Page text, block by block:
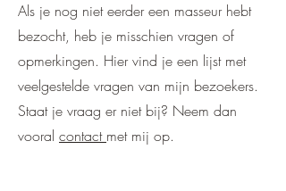
Als je nog niet eerder een masseur hebt
bezocht, heb je misschien vragen of
opmerkingen. Hier vind je een lijst met
veelgestelde vragen van mijn bezoekers.
Staat je vraag er niet bij? Neem dan
vooral contact met mij op.